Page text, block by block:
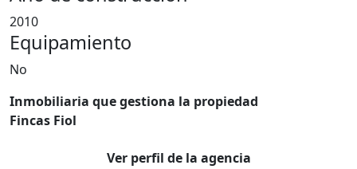
2010
Equipamiento
No
Inmobiliaria que gestiona la propiedad
Fincas Fiol
Ver perfil de la agencia